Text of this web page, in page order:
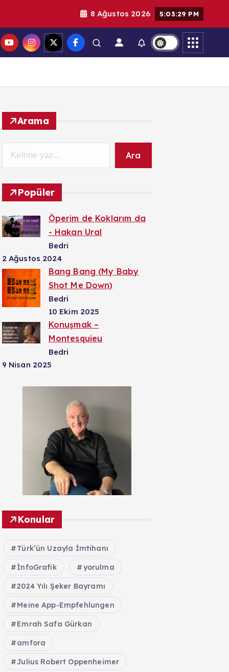
8 Ağustos 2026 5:03:30 PM
Arama
Ara
Popüler
Öperim de Koklarım da
- Hakan Ural
Bedri
2 Ağustos 2024
Bang Bang (My Baby
Shot Me Down)
Bedri
10 Ekim 2025
Konuşmak –
Montesquieu
Bedri
9 Nisan 2025
Konular
Türk’ün Uzayla İmtihanı
İnfoGrafik yorulma
2024 Yılı Şeker Bayramı
Meine App-Empfehlungen
Emrah Safa Gürkan
amfora
Julius Robert Oppenheimer